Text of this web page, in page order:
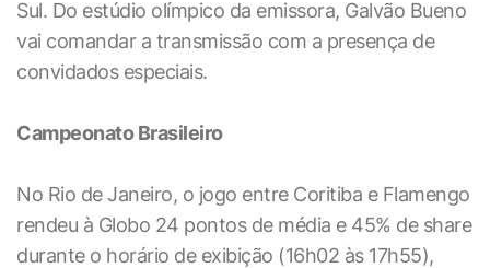
Sul. Do estúdio olímpico da emissora, Galvão Bueno
vai comandar a transmissão com a presença de
convidados especiais.
Campeonato Brasileiro
No Rio de Janeiro, o jogo entre Coritiba e Flamengo
rendeu à Globo 24 pontos de média e 45% de share
durante o horário de exibição (16h02 às 17h55),